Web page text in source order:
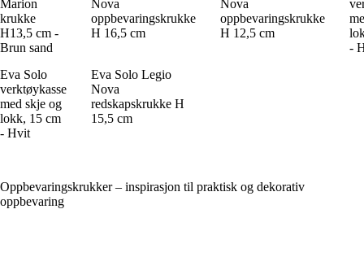
Marion
krukke
H13,5 cm -
Brun sand
Nova
oppbevaringskrukke
H 16,5 cm
Nova
oppbevaringskrukke
H 12,5 cm
-
Eva Solo
verktøykasse
med skje og
lokk, 15 cm
- Hvit
Eva Solo Legio
Nova
redskapskrukke H
15,5 cm
Oppbevaringskrukker – inspirasjon til praktisk og dekorativ
oppbevaring